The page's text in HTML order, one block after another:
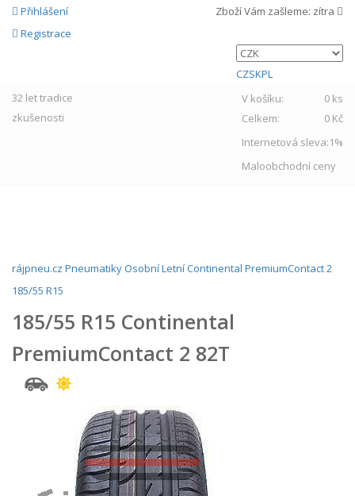
Přihlášení
Registrace
Zboží Vám zašleme: zítra
CZSKPL
32 lettradice
zkušenosti
V košíku:
0 ks
Celkem:
0 Kč
Internetová sleva:1%
Maloobchodní ceny
rájpneu.cz PneumatikyOsobníLetníContinental PremiumContact 2
185/55 R15
185/55 R15 Continental
PremiumContact 2 82T